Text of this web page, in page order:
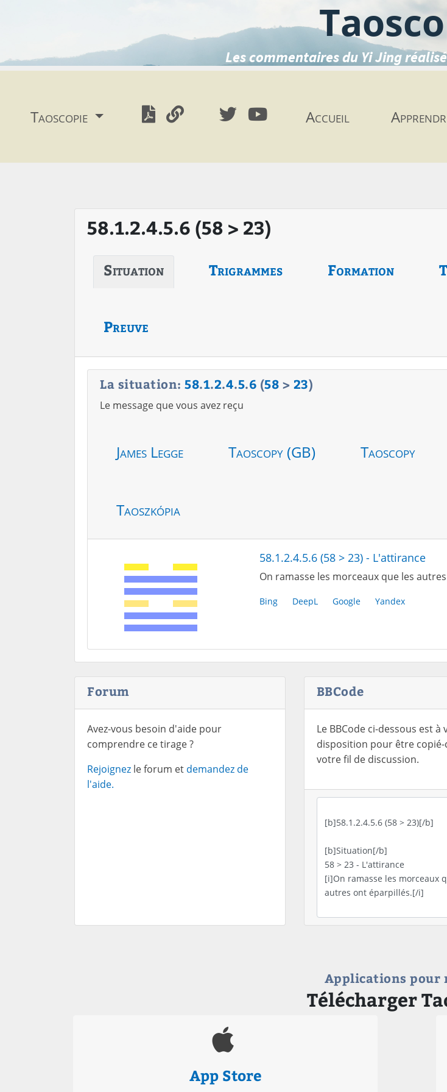
Les commentaires du Yi Jing
Taoscopie Accueil
58.1.2.4.5.6 (58 > 23)
Situation Trigrammes Formation
Preuve
La situation: 58.1.2.4.5.6 (58 > 23)
Le message que vous avez reçu
James Legge Taoscopy (GB) Taoscopy
Taoszkópia
58.1.2.4.5.6 (58 > 23) - L'attirance
On ramasse les morceaux que les
Bing DeepL Google Yandex
Forum
Avez-vous besoin d'aide pour
comprendre ce tirage ?
Rejoignez le forum et demandez de
l'aide.
BBCode
Le BBCode ci-dessous est à
disposition pour être copié-
votre fil de discussion.
Applications pour
Télécharger
App Store